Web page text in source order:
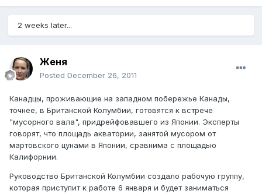
2 weeks later...
Женя
Posted December 26, 2011
Канадцы, проживающие на западном побережье Канады,
точнее, в Британской Колумбии, готовятся к встрече
"мусорного вала", придрейфовавшего из Японии. Эксперты
говорят, что площадь акватории, занятой мусором от
мартовского цунами в Японии, сравнима с площадью
Калифорнии.
Руководство Британской Колумбии создало рабочую группу,
которая приступит к работе 6 января и будет заниматься